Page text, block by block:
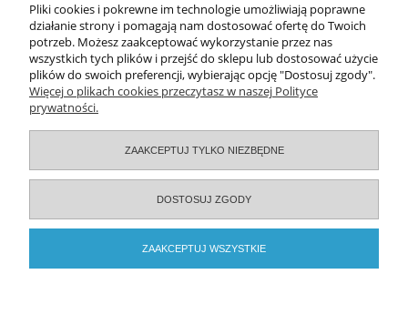
Moje konto
Zamówienia
Informacje
O nas
Serwisy specjalistyczne
Pliki cookies i pokrewne im technologie umożliwiają poprawne
działanie strony i pomagają nam dostosować ofertę do Twoich
potrzeb. Możesz zaakceptować wykorzystanie przez nas
wszystkich tych plików i przejść do sklepu lub dostosować użycie
plików do swoich preferencji, wybierając opcję "Dostosuj zgody".
Więcej o plikach cookies przeczytasz w naszej Polityce
prywatności.
ZAAKCEPTUJ TYLKO NIEZBĘDNE
DOSTOSUJ ZGODY
ZAAKCEPTUJ WSZYSTKIE
Warunki gruntowe w